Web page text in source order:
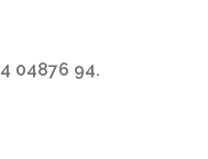
04876 94.